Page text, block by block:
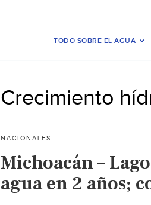
TODO SOBRE EL AGUA
Crecimiento
NACIONALES
Michoacán –
agua en 2 años;